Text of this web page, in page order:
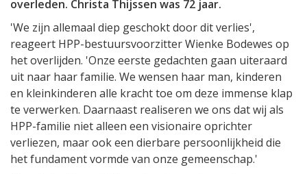
overleden. Christa Thijssen was 72 jaar.
'We zijn allemaal diep geschokt door dit verlies',
reageert HPP-bestuursvoorzitter Wienke Bodewes op
het overlijden. 'Onze eerste gedachten gaan uiteraard
uit naar haar familie. We wensen haar man, kinderen
en kleinkinderen alle kracht toe om deze immense klap
te verwerken. Daarnaast realiseren we ons dat wij als
HPP-familie niet alleen een visionaire oprichter
verliezen, maar ook een dierbare persoonlijkheid die
het fundament vormde van onze gemeenschap.'